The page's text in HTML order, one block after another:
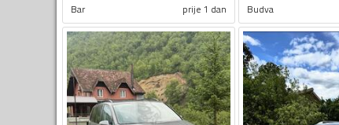
Bar prije 1 dan Budva